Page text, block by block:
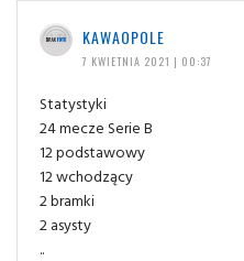
KAWAOPOLE
7 KWIETNIA 2021 | 00:37
Statystyki
24 mecze Serie B
12 podstawowy
12 wchodzący
2 bramki
2 asysty
..